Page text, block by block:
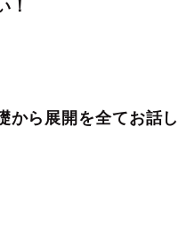
！
から展開を全てお話し